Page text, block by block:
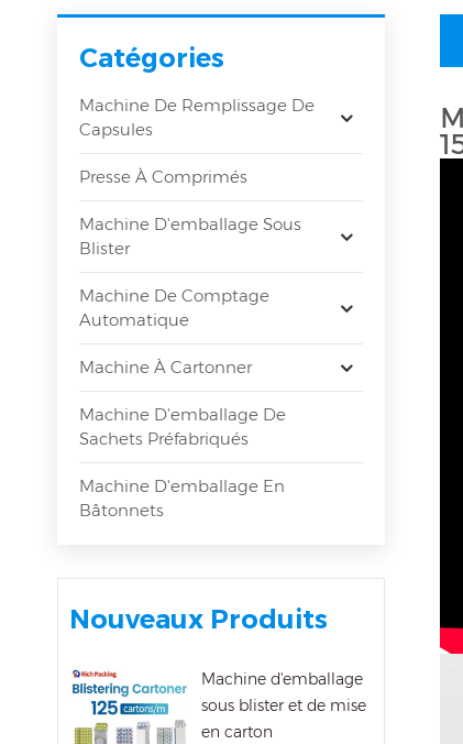
Catégories
Machine De Remplissage De
Capsules
Presse À Comprimés
Machine D'emballage Sous
Blister
Machine De Comptage
Automatique
Machine À Cartonner
Machine D'emballage De
Sachets Préfabriqués
Machine D'emballage En
Bâtonnets
Nouveaux Produits
Machine d'emballage
sous blister et de mise
en carton